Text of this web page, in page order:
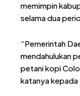
memimpin
selama dua
“Pemerintah
mendahulukan
petani kopi
katanya kepada